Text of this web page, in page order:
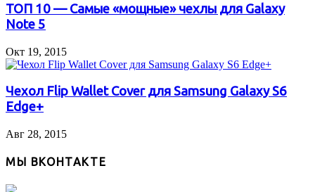
ТОП 10 — Самые «мощные» чехлы для Galaxy
Note 5
Окт 19, 2015
Чехол Flip Wallet Cover для Samsung Galaxy S6
Edge+
Авг 28, 2015
МЫ ВКОНТАКТЕ